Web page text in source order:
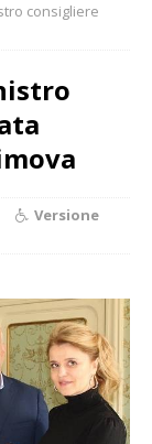
consigliere
Versione